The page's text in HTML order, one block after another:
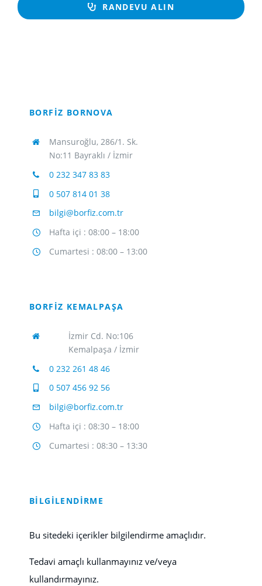
RANDEVU ALIN
BORFİZ BORNOVA
Mansuroğlu, 286/1. Sk.
No:11 Bayraklı / İzmir
0 232 347 83 83
0 507 814 01 38
bilgi@borfiz.com.tr
Hafta içi : 08:00 – 18:00
Cumartesi : 08:00 – 13:00
BORFİZ KEMALPAŞA
İzmir Cd. No:106
Kemalpaşa / İzmir
0 232 261 48 46
0 507 456 92 56
bilgi@borfiz.com.tr
Hafta içi : 08:30 – 18:00
Cumartesi : 08:30 – 13:30
BİLGİLENDİRME
Bu sitedeki içerikler bilgilendirme amaçlıdır.
Tedavi amaçlı kullanmayınız ve/veya
kullandırmayınız.